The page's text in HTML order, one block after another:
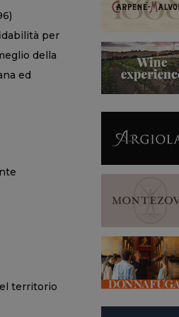
per
della
ed
territorio